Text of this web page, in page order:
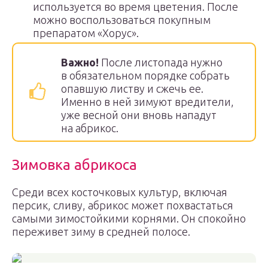
используется во время цветения. После
можно воспользоваться покупным
препаратом «Хорус».
Важно! После листопада нужно
в обязательном порядке собрать
опавшую листву и сжечь ее.
Именно в ней зимуют вредители,
уже весной они вновь нападут
на абрикос.
Зимовка абрикоса
Среди всех косточковых культур, включая
персик, сливу, абрикос может похвастаться
самыми зимостойкими корнями. Он спокойно
переживет зиму в средней полосе.